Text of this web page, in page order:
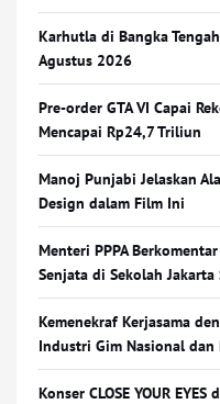
Karhutla di Bangka
Agustus 2026
Pre-order GTA VI Capai
Mencapai Rp24,7 Triliun
Manoj Punjabi Jelaskan
Design dalam Film Ini
Menteri PPPA
Senjata di Sekolah Jakarta
Kemenekraf Kerjasama
Industri Gim Nasional dan
Konser CLOSE YOUR